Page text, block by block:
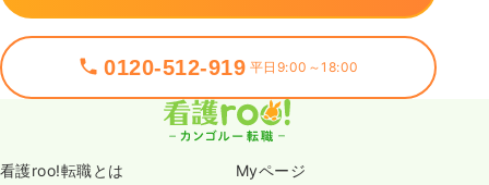
0120-512-919 平日9:00～18:00
看護roo!転職とは Myページ